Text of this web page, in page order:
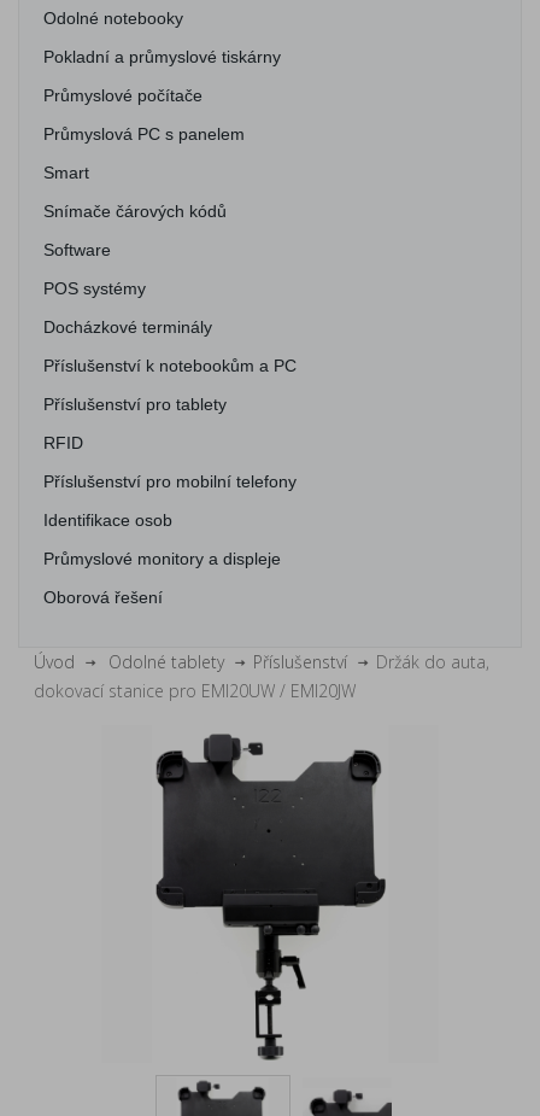
Odolné notebooky
Pokladní a průmyslové tiskárny
Průmyslové počítače
Průmyslová PC s panelem
Smart
Snímače čárových kódů
Software
POS systémy
Docházkové terminály
Příslušenství k notebookům a PC
Příslušenství pro tablety
RFID
Příslušenství pro mobilní telefony
Identifikace osob
Průmyslové monitory a displeje
Oborová řešení
Úvod Odolné tablety Příslušenství
Držák do auta,
dokovací stanice pro EMI20UW / EMI20JW